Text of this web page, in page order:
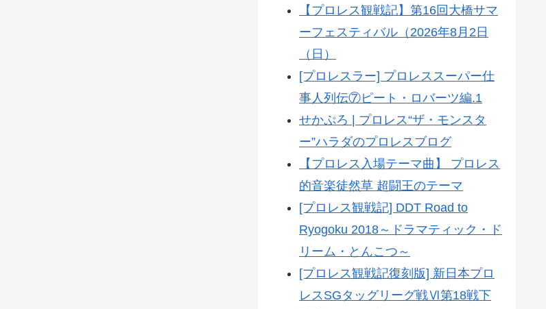
【プロレス観戦記】第16回大橋サマ
ーフェスティバル（2026年8月2日
（日）
[プロレスラー] プロレススーパー仕
事人列伝⑦ピート・ロバーツ編.1
せかぷろ | プロレス“ザ・モンスタ
ー”ハラダのプロレスブログ
【プロレス入場テーマ曲】 プロレス
的音楽徒然草 超闘王のテーマ
[プロレス観戦記] DDT Road to
Ryogoku 2018～ドラマティック・ド
リーム・とんこつ～
[プロレス観戦記復刻版] 新日本プロ
レスSGタッグリーグ戦Ⅵ第18戦下